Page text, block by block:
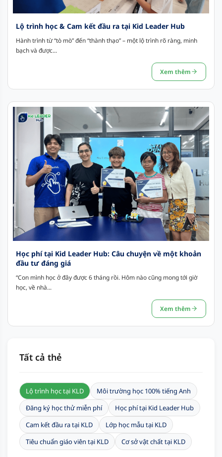
Lộ trình học & Cam kết đầu ra tại Kid Leader Hub
Hành trình từ “tò mò” đến “thành thạo” – một lộ trình rõ ràng, minh
bạch và được...
Xem thêm
Học phí tại Kid Leader Hub: Câu chuyện về một khoản
đầu tư đáng giá
“Con mình học ở đây được 6 tháng rồi. Hôm nào cũng mong tới giờ
học, về nhà...
Xem thêm
Tất cả thẻ
Lộ trình học tại KLD
Môi trường học 100% tiếng Anh
Đăng ký học thử miễn phí
Học phí tại Kid Leader Hub
Cam kết đầu ra tại KLD
Lớp học mẫu tại KLD
Tiêu chuẩn giáo viên tại KLD
Cơ sở vật chất tại KLD